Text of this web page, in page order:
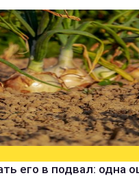
его в подвал: одна